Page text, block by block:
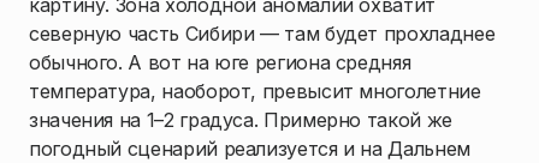
картину. Зона холодной аномалии охватит
северную часть Сибири — там будет прохладнее
обычного. А вот на юге региона средняя
температура, наоборот, превысит многолетние
значения на 1–2 градуса. Примерно такой же
погодный сценарий реализуется и на Дальнем